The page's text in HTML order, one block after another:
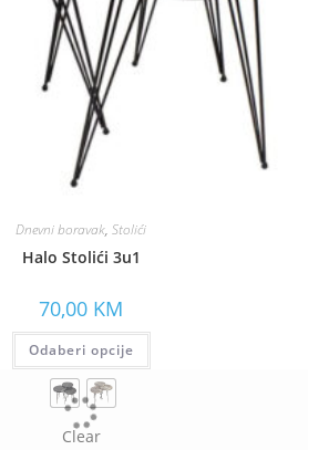
Dnevni boravak, Stolići
Halo Stolići 3u1
70,00 KM
Odaberi opcije
Clear